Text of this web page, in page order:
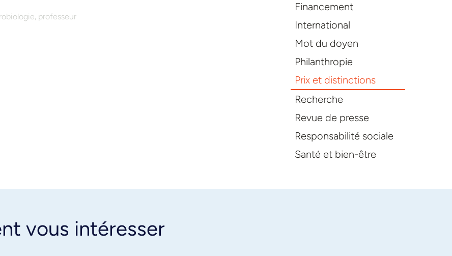
, professeur
Financement
International
Mot du doyen
Philanthropie
Prix et distinctions
Recherche
Revue de presse
Responsabilité sociale
Santé et bien-être
vous intéresser